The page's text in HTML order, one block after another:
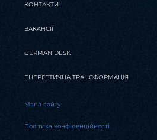
КОНТАКТИ
ВАКАНСІЇ
GERMAN DESK
ЕНЕРГЕТИЧНА ТРАНСФОРМАЦІЯ
Мапа сайту
Політика конфіденційності